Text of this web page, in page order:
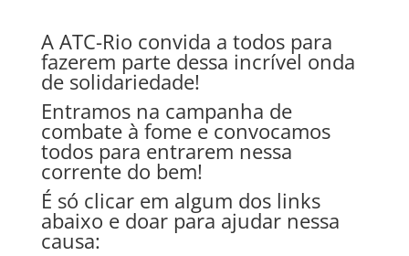
A ATC-Rio convida a todos para
fazerem parte dessa incrível onda
de solidariedade!
Entramos na campanha de
combate à fome e convocamos
todos para entrarem nessa
corrente do bem!
É só clicar em algum dos links
abaixo e doar para ajudar nessa
causa: